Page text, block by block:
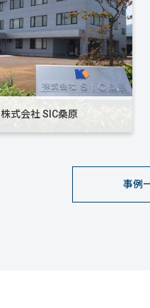
株式会社 SIC桑原
事例